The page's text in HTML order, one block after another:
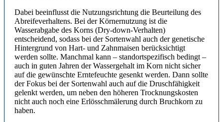
Dabei beeinflusst die Nutzungsrichtung die Beurteilung des
Abreifeverhaltens. Bei der Körnernutzung ist die
Wasserabgabe des Korns (Dry-down-Verhalten)
entscheidend, sodass bei der Sortenwahl auch der genetische
Hintergrund von Hart- und Zahnmaisen berücksichtigt
werden sollte. Manchmal kann – standortspezifisch bedingt –
auch in guten Jahren der Wassergehalt im Korn nicht sicher
auf die gewünschte Erntefeuchte gesenkt werden. Dann sollte
der Fokus bei der Sortenwahl auch auf die Druschfähigkeit
gelenkt werden, um neben den höheren Trocknungskosten
nicht auch noch eine Erlösschmälerung durch Bruchkorn zu
haben.